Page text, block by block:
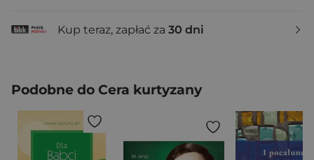
Kup teraz, zapłać za 30 dni
Podobne do Cera kurtyzany